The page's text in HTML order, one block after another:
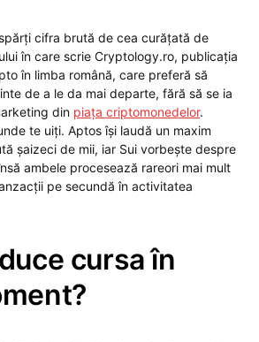
cifra brută de cea curățată de
în care scrie Cryptology.ro, publicația
în limba română, care preferă să
de a le da mai departe, fără să se ia
din piața criptomonedelor.
te uiți. Aptos își laudă un maxim
șaizeci de mii, iar Sui vorbește despre
ambele procesează rareori mai mult
pe secundă în activitatea
cursa în